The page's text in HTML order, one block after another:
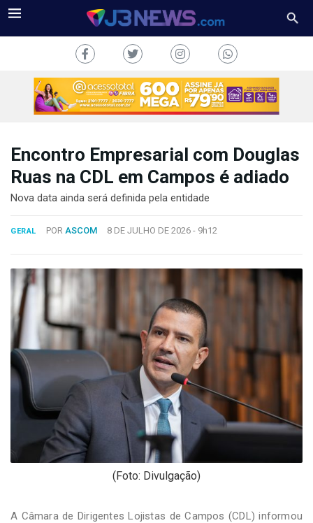
TV
FALE
CONOSCO
Copyright
2024
Desenvolvido
por
Hesea
Tecnologia
Sistemas
Encontro Empresarial com Douglas
Ruas na CDL em Campos é adiado
Nova data ainda será definida pela entidade
GERAL POR ASCOM 8 DE JULHO DE 2026 - 9h12
(Foto: Divulgação)
A Câmara de Dirigentes Lojistas de Campos (CDL) informou